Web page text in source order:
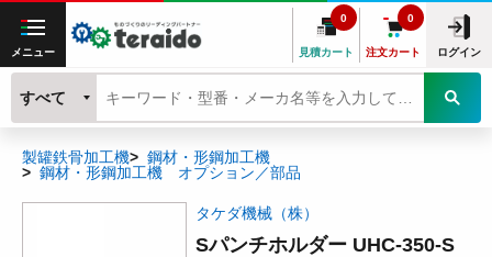
メニュー 見積カート
0
注文カート
0
ログイン
すべて
製罐鉄骨加工機
鋼材・形鋼加工機
鋼材・形鋼加工機 オプション／部品
タケダ機械（株）
Sパンチホルダー UHC-350-S